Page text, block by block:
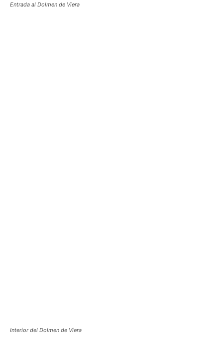
Entrada al Dolmen de Viera
Interior del Dolmen de Viera